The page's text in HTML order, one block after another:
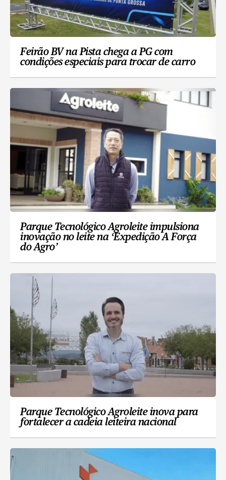
Feirão BV na Pista chega a PG com
condições especiais para trocar de carro
Parque Tecnológico Agroleite impulsiona
inovação no leite na ‘Expedição A Força
do Agro’
Parque Tecnológico Agroleite inova para
fortalecer a cadeia leiteira nacional